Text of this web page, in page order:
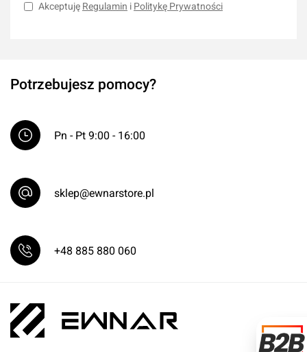
Akceptuję Regulamin i Politykę Prywatności
Potrzebujesz pomocy?
Pn - Pt 9:00 - 16:00
sklep@ewnarstore.pl
+48 885 880 060